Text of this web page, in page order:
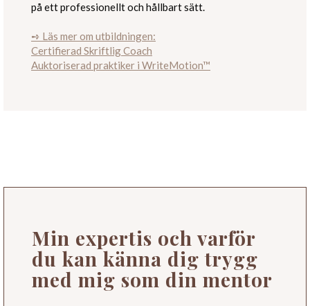
på ett professionellt och hållbart sätt.
➺ Läs mer om utbildningen:
Certifierad Skriftlig Coach
Auktoriserad praktiker i WriteMotion™
Min expertis och varför
du kan känna dig trygg
med mig som din mentor